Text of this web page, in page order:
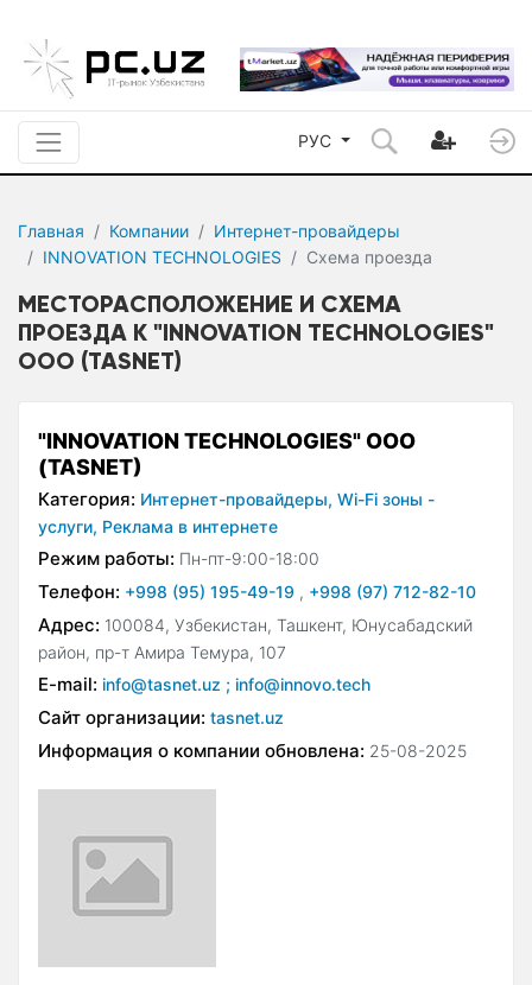
РУС
Главная Компании
Интернет-провайдеры
INNOVATION TECHNOLOGIES
Схема проезда
МЕСТОРАСПОЛОЖЕНИЕ И СХЕМА
ПРОЕЗДА К "INNOVATION TECHNOLOGIES"
OOO (TASNET)
"INNOVATION TECHNOLOGIES" OOO
(TASNET)
Категория: Интернет-провайдеры, Wi-Fi зоны -
услуги, Реклама в интернете
Режим работы: Пн-пт-9:00-18:00
Телефон: +998 (95) 195-49-19 , +998 (97) 712-82-10
Адрес: 100084, Узбекистан, Ташкент, Юнусабадский
район, пр-т Амира Темура, 107
E-mail: info@tasnet.uz ; info@innovo.tech
Сайт организации: tasnet.uz
Информация о компании обновлена: 25-08-2025